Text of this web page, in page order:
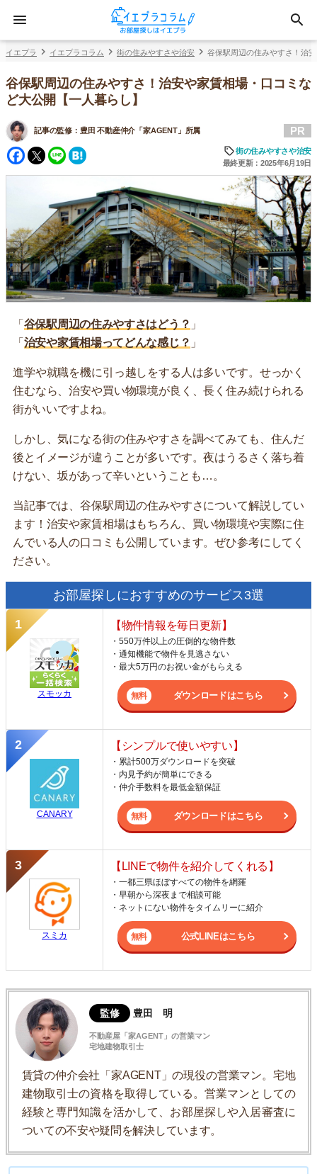
イエプラ イエプラコラム 街の住みやすさや治安 谷保駅周辺の住みやすさ！治
谷保駅周辺の住みやすさ！治安や家賃相場・口コミな
ど大公開【一人暮らし】
記事の監修： 豊田 不動産仲介「家AGENT」所属
Facebook
Twitter
Line
PR
街の住みやすさや治安
最終更新：2025年6月19日
「 谷保駅周辺の住みやすさはどう？ 」
「 治安や家賃相場ってどんな感じ？ 」
進学や就職を機に引っ越しをする人は多いです。せっかく
住むなら、治安や買い物環境が良く、長く住み続けられる
街がいいですよね。
しかし、気になる街の住みやすさを調べてみても、住んだ
後とイメージが違うことが多いです。夜はうるさく落ち着
けない、坂があって辛いということも…。
当記事では、谷保駅周辺の住みやすさについて解説してい
ます！治安や家賃相場はもちろん、買い物環境や実際に住
んでいる人の口コミも公開しています。ぜひ参考にしてく
ださい。
お部屋探しにおすすめのサービス3選
スモッカ
【物件情報を毎日更新】
・550万件以上の圧倒的な物件数
・通知機能で物件を見逃さない
・最大5万円のお祝い金がもらえる
ダウンロードはこちら
CANARY
【シンプルで使いやすい】
・累計500万ダウンロードを突破
・内見予約が簡単にできる
・仲介手数料を最低金額保証
ダウンロードはこちら
スミカ
【LINEで物件を紹介してくれる】
・一都三県ほぼすべての物件を網羅
・早朝から深夜まで相談可能
・ネットにない物件をタイムリーに紹介
公式LINEはこちら
監修 豊田 明
不動産屋「家AGENT」の営業マン
宅地建物取引士
賃貸の仲介会社「家AGENT」の現役の営業マン。宅地
建物取引士の資格を取得している。営業マンとしての
経験と専門知識を活かして、お部屋探しや入居審査に
ついての不安や疑問を解決しています。